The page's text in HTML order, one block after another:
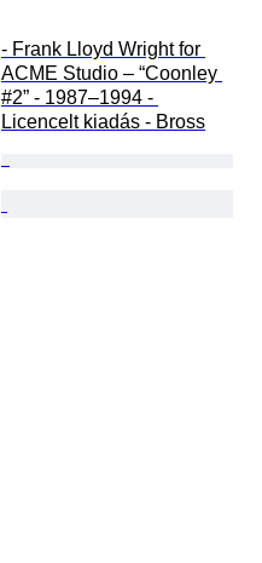
- Frank Lloyd Wright for
ACME Studio – “Coonley
#2” - 1987–1994 -
Licencelt kiadás - Bross